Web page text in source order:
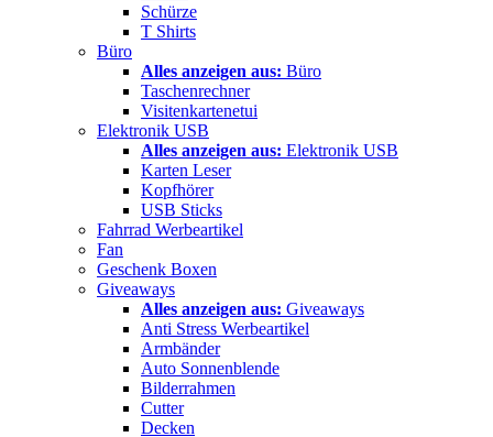
Schürze
T Shirts
Büro
Alles anzeigen aus: Büro
Taschenrechner
Visitenkartenetui
Elektronik USB
Alles anzeigen aus: Elektronik USB
Karten Leser
Kopfhörer
USB Sticks
Fahrrad Werbeartikel
Fan
Geschenk Boxen
Giveaways
Alles anzeigen aus: Giveaways
Anti Stress Werbeartikel
Armbänder
Auto Sonnenblende
Bilderrahmen
Cutter
Decken